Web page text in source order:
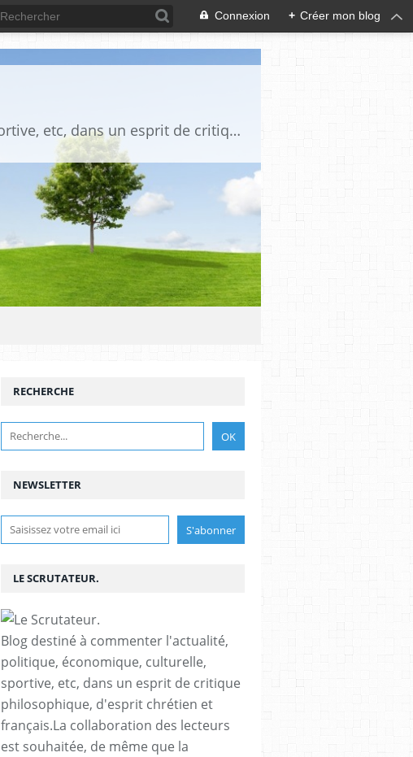
Connexion + Créer mon blog
Blog destiné à commenter l'actualité, politique, économique, culturelle, sportive, etc, dans un esprit de critique philosophique, d'esprit chrétien et français.La collaboration des lecteurs est souhaitée, de même que la courtoisie, et l'esprit de tolérance.
NEWSLETTER
RECHERCHE
LE SCRUTATEUR.
Blog destiné à commenter l'actualité,
politique, économique, culturelle,
sportive, etc, dans un esprit de critique
philosophique, d'esprit chrétien et
français.La collaboration des lecteurs
est souhaitée, de même que la